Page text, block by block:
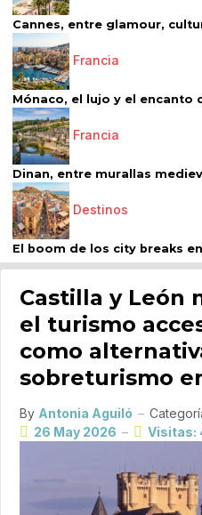
Cannes, entre glamour,
Francia
Mónaco, el lujo y el encanto
Francia
Dinan, entre murallas
Destinos
El boom de los city breaks
Castilla y León
el turismo
como
sobreturismo
By Antonia Aguiló
26 May 2026
Visitas: